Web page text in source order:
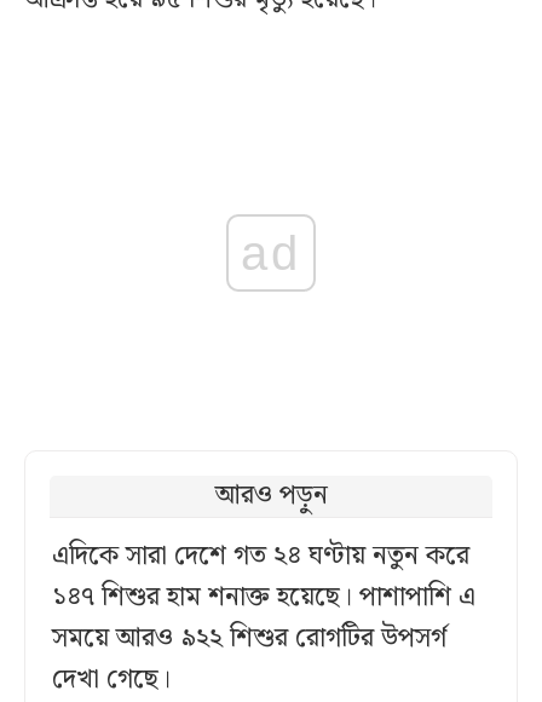
ad
আরও পড়ুন
এদিকে সারা দেশে গত ২৪ ঘণ্টায় নতুন করে
১৪৭ শিশুর হাম শনাক্ত হয়েছে। পাশাপাশি এ
সময়ে আরও ৯২২ শিশুর রোগটির উপসর্গ
দেখা গেছে।